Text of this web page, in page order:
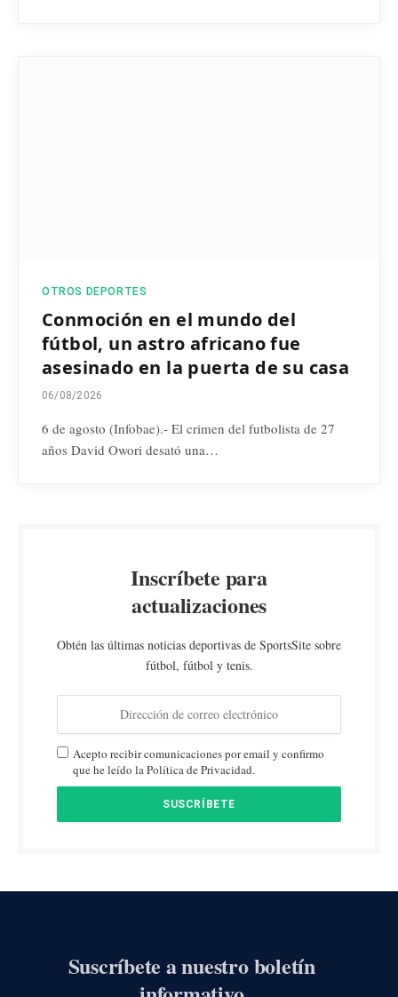
OTROS DEPORTES
Conmoción en el mundo del
fútbol, un astro africano fue
asesinado en la puerta de su casa
06/08/2026
6 de agosto (Infobae).- El crimen del futbolista de 27
años David Owori desató una…
Inscríbete para
actualizaciones
Obtén las últimas noticias deportivas de SportsSite sobre
fútbol, fútbol y tenis.
Acepto recibir comunicaciones por email y confirmo
que he leído la Política de Privacidad.
Suscríbete a nuestro boletín